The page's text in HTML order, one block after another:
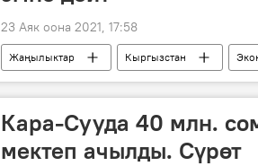
23 Аяк оона 2021, 17:58
Жаңылыктар Кыргызстан
Улуттук банк
комментарий
Кара-Сууда 40 млн.
мектеп ачылды. Сүрөт